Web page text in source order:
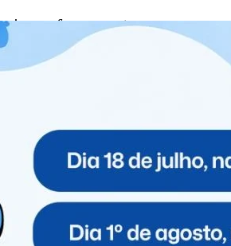
sem fazer o corte ou a
uma técnica de proteção em